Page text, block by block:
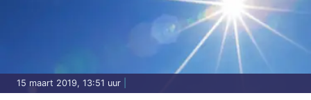
15 maart 2019, 13:51 uur